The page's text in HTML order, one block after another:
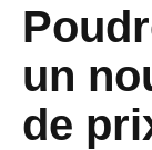
un
de